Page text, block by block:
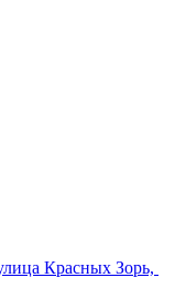
Красных Зорь,